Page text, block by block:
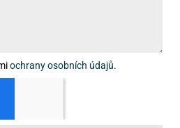
ochrany osobních údajů.